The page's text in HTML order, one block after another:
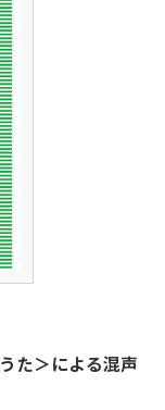
た＞による混声